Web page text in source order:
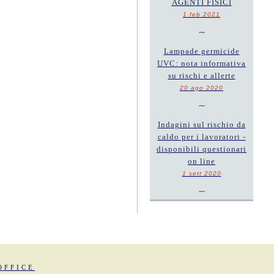
AGENTI FISICI
1 feb 2021
~
Lampade germicide
UVC: nota informativa
su rischi e allerte
20 ago 2020
~
Indagini sul rischio da
caldo per i lavoratori -
disponibili questionari
on line
1 sett 2020
~